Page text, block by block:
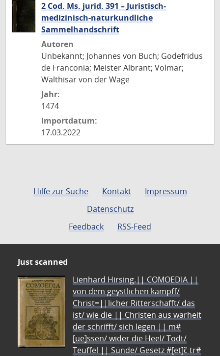
2 Cod. Ms. jurid. 391 – Juristisch-
medizinisch-naturkundliche
Sammelhandschrift
Autoren
Unbekannt; Johannes von Buch; Godefridus
de Franconia; Meister Albrant; Volmar;
Walthisar von der Wage
Jahr:
1474
Importdatum:
17.03.2022
Hilfe zur Suche Kontakt
Impressum
Datenschutz
Feedback
RSS-Feed
Just scanned
Lienhard Hirsing.|| COMOEDIA ||
von dem geystlichen kampff/
Christ=||licher Ritterschafft/ das
ist/ wie die || Christen aus warheit
der schrifft/ sich legen || m#
[ue]ssen/ wider die Heel/ Todt/
Teuffel || Sünde/ Gesetz #[et]c̃ tr#